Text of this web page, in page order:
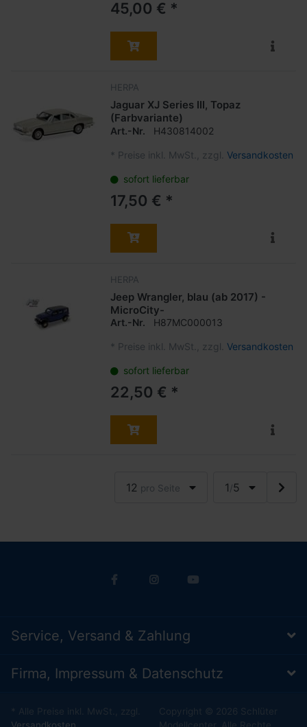
45,00 € *
HERPA
Jaguar XJ Series III, Topaz
(Farbvariante)
Art.-Nr. H430814002
* Preise inkl. MwSt., zzgl. Versandkosten
sofort lieferbar
17,50 € *
HERPA
Jeep Wrangler, blau (ab 2017) -
MicroCity-
Art.-Nr. H87MC000013
* Preise inkl. MwSt., zzgl. Versandkosten
sofort lieferbar
22,50 € *
12 pro Seite 1/5
Service, Versand & Zahlung
Firma, Impressum & Datenschutz
* Alle Preise inkl. MwSt., zzgl.
Versandkosten
Copyright © 2026 Schlüter
Modellcenter. Alle Rechte